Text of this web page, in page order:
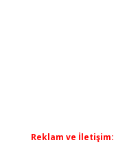
Reklam ve İletişim: